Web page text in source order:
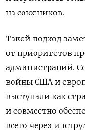
на союзников.
Такой подход
от приоритетов
администраций.
войны США и
выступали как
и совместно
всего через